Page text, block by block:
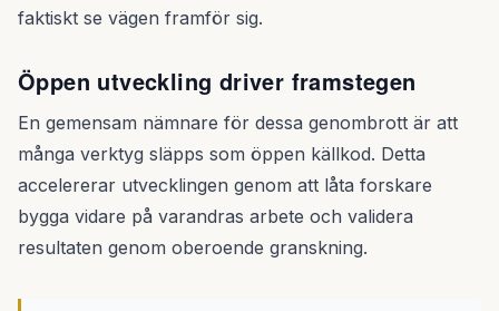
faktiskt se vägen framför sig.
Öppen utveckling driver framstegen
En gemensam nämnare för dessa genombrott är att
många verktyg släpps som öppen källkod. Detta
accelererar utvecklingen genom att låta forskare
bygga vidare på varandras arbete och validera
resultaten genom oberoende granskning.